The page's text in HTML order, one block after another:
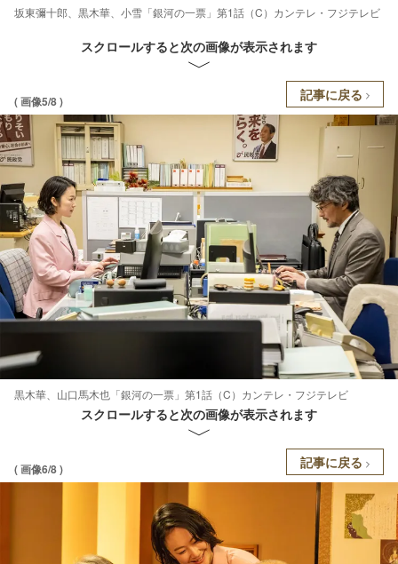
坂東彌十郎、黒木華、小雪「銀河の一票」第1話（C）カンテレ・フジテレビ
スクロールすると次の画像が表示されます
( 画像5/8 ) 記事に戻る
黒木華、山口馬木也「銀河の一票」第1話（C）カンテレ・フジテレビ
スクロールすると次の画像が表示されます
( 画像6/8 ) 記事に戻る